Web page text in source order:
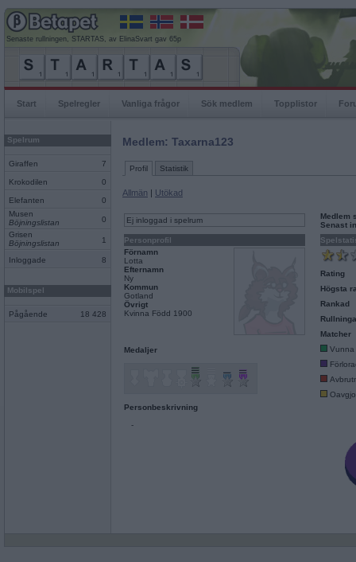
Senaste rullningen, STARTAS, av ElinaSvart gav 65p
Start Spelregler Vanliga frågor Sök medlem Topplistor
Spelrum
Giraffen 7
Krokodilen 0
Elefanten
0
Musen
Böjningslistan
0
Grisen
Böjningslistan
1
Inloggade 8
Mobilspel
Pågående 18 428
Medlem: Taxarna123
Profil Statistik
Allmän | Utökad
Ej inloggad i spelrum
Personprofil
Förnamn
Lotta
Efternamn
Ny
Kommun
Gotland
Övrigt
Kvinna Född 1900
Medaljer
Personbeskrivning
-
Medlem
Senast
Rating
Högsta
Rankad
Matcher
Vunna